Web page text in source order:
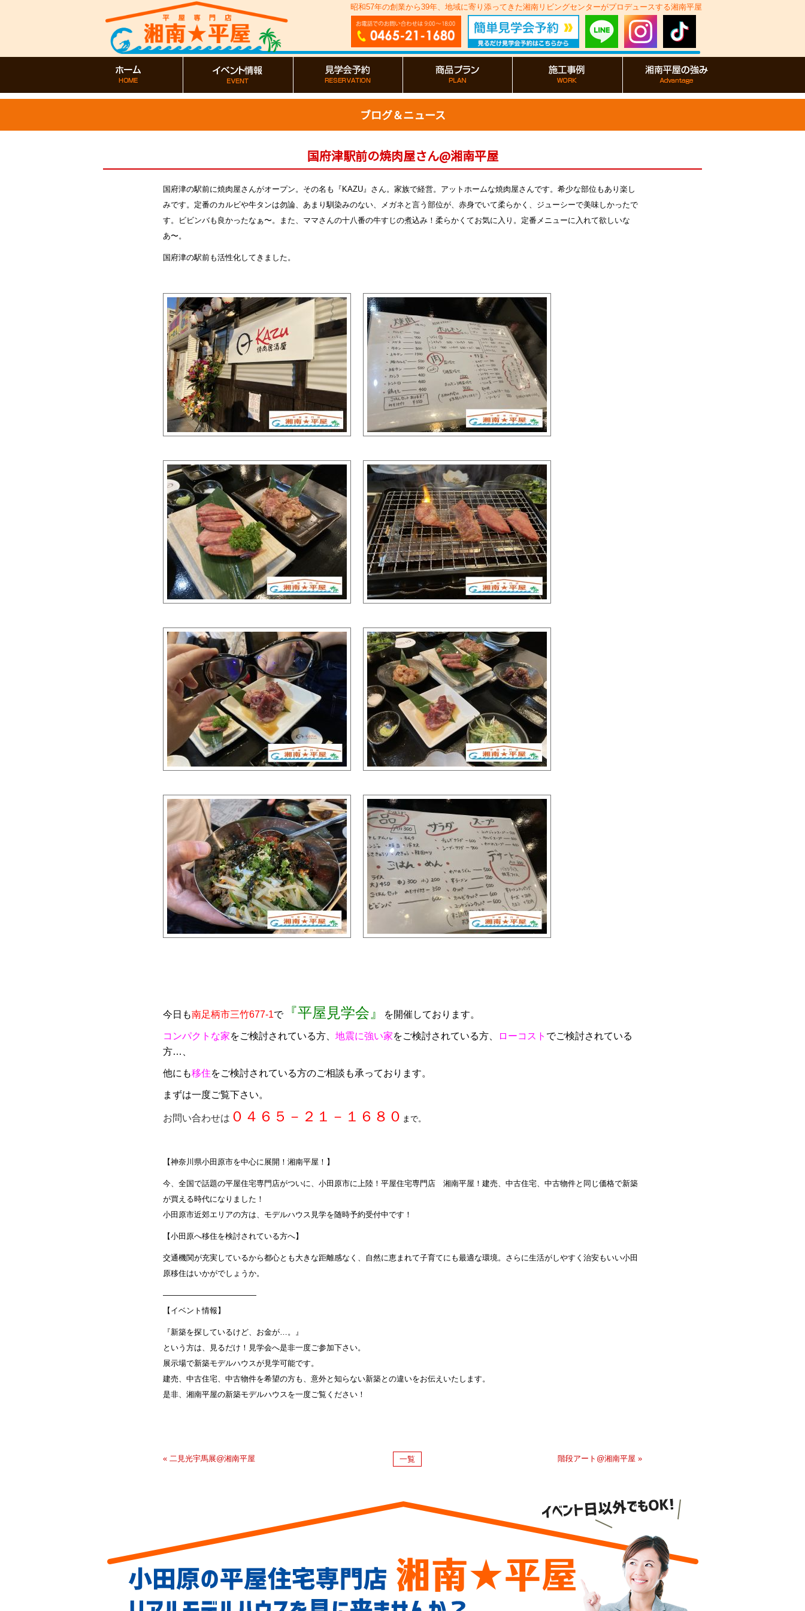
昭和57年の創業から39年、地域に寄り添ってきた湘南リビングセンターがプロデュースする湘南平屋
ブログ＆ニュース
国府津駅前の焼肉屋さん@湘南平屋
国府津の駅前に焼肉屋さんがオープン。その名も『KAZU』さん。家族で経営。アットホームな焼肉屋さんです。希少な部位もあり楽し
みです。定番のカルビや牛タンは勿論、あまり馴染みのない、メガネと言う部位が、赤身でいて柔らかく、ジューシーで美味しかったで
す。ビビンバも良かったなぁ〜。また、ママさんの十八番の牛すじの煮込み！柔らかくてお気に入り。定番メニューに入れて欲しいな
あ〜。
国府津の駅前も活性化してきました。
今日も南足柄市三竹677-1で『平屋見学会』 を開催しております。
コンパクトな家をご検討されている方、 地震に強い家をご検討されている方、 ローコスト でご検討されている
方…、
他にも移住をご検討されている方のご相談も承っております。
まずは一度ご覧下さい。
お問い合わせは ０４６５－２１－１６８０ まで。
【神奈川県小田原市を中心に展開！湘南平屋！】
今、全国で話題の平屋住宅専門店がついに、小田原市に上陸！平屋住宅専門店 湘南平屋！建売、中古住宅、中古物件と同じ価格で新築
が買える時代になりました！
小田原市近郊エリアの方は、モデルハウス見学を随時予約受付中です！
【小田原へ移住を検討されている方へ】
交通機関が充実しているから都心とも大きな距離感なく、自然に恵まれて子育てにも最適な環境。さらに生活がしやすく治安もいい小田
原移住はいかがでしょうか。
————————————
【イベント情報】
『新築を探しているけど、お金が…。』
という方は、見るだけ！見学会へ是非一度ご参加下さい。
展示場で新築モデルハウスが見学可能です。
建売、中古住宅、中古物件を希望の方も、意外と知らない新築との違いをお伝えいたします。
是非、湘南平屋の新築モデルハウスを一度ご覧ください！
« 二見光宇馬展@湘南平屋 一覧 階段アート@湘南平屋 »